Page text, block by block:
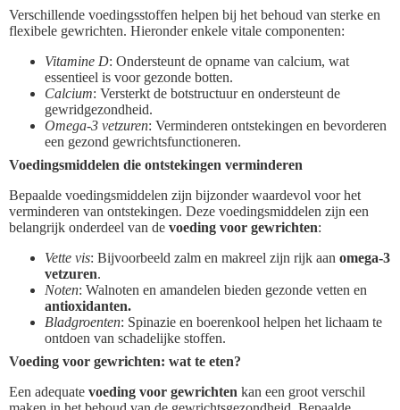
Verschillende voedingsstoffen helpen bij het behoud van sterke en
flexibele gewrichten. Hieronder enkele vitale componenten:
Vitamine D: Ondersteunt de opname van calcium, wat
essentieel is voor gezonde botten.
Calcium: Versterkt de botstructuur en ondersteunt de
gewridgezondheid.
Omega-3 vetzuren: Verminderen ontstekingen en bevorderen
een gezond gewrichtsfunctioneren.
Voedingsmiddelen die ontstekingen verminderen
Bepaalde voedingsmiddelen zijn bijzonder waardevol voor het
verminderen van ontstekingen. Deze voedingsmiddelen zijn een
belangrijk onderdeel van de voeding voor gewrichten:
Vette vis: Bijvoorbeeld zalm en makreel zijn rijk aan omega-3
vetzuren.
Noten: Walnoten en amandelen bieden gezonde vetten en
antioxidanten.
Bladgroenten: Spinazie en boerenkool helpen het lichaam te
ontdoen van schadelijke stoffen.
Voeding voor gewrichten: wat te eten?
Een adequate voeding voor gewrichten kan een groot verschil